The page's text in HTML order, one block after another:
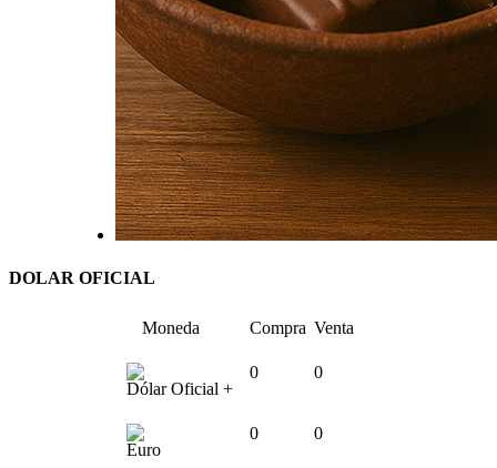
DOLAR OFICIAL
Moneda Compra Venta
Dólar Oficial +
0 0
Euro
0 0